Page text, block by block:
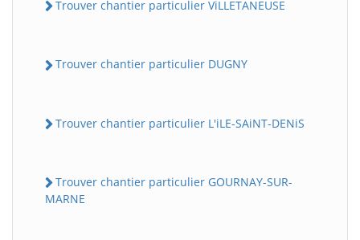
Trouver chantier particulier ViLLETANEUSE
Trouver chantier particulier DUGNY
Trouver chantier particulier L'iLE-SAiNT-DENiS
Trouver chantier particulier GOURNAY-SUR-
MARNE